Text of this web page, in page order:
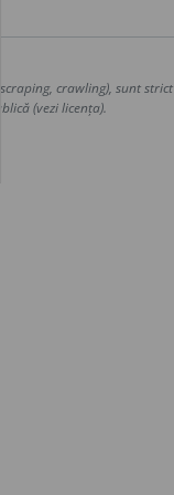
crawling), sunt strict
(vezi licența).